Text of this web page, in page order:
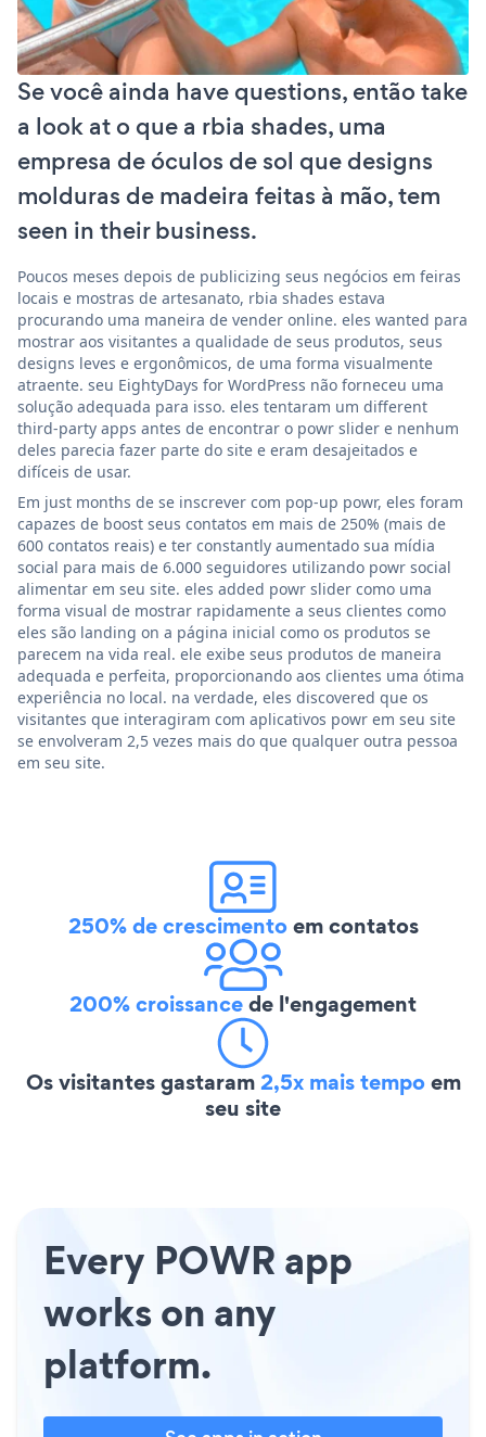
Se você ainda have questions, então take
a look at o que a rbia shades, uma
empresa de óculos de sol que designs
molduras de madeira feitas à mão, tem
seen in their business.
Poucos meses depois de publicizing seus negócios em feiras
locais e mostras de artesanato, rbia shades estava
procurando uma maneira de vender online. eles wanted para
mostrar aos visitantes a qualidade de seus produtos, seus
designs leves e ergonômicos, de uma forma visualmente
atraente. seu EightyDays for WordPress não forneceu uma
solução adequada para isso. eles tentaram um different
third-party apps antes de encontrar o powr slider e nenhum
deles parecia fazer parte do site e eram desajeitados e
difíceis de usar.
Em just months de se inscrever com pop-up powr, eles foram
capazes de boost seus contatos em mais de 250% (mais de
600 contatos reais) e ter constantly aumentado sua mídia
social para mais de 6.000 seguidores utilizando powr social
alimentar em seu site. eles added powr slider como uma
forma visual de mostrar rapidamente a seus clientes como
eles são landing on a página inicial como os produtos se
parecem na vida real. ele exibe seus produtos de maneira
adequada e perfeita, proporcionando aos clientes uma ótima
experiência no local. na verdade, eles discovered que os
visitantes que interagiram com aplicativos powr em seu site
se envolveram 2,5 vezes mais do que qualquer outra pessoa
em seu site.
250% de crescimentoem contatos
200% croissancede l'engagement
Os visitantes gastaram2,5x mais tempoem
seu site
Every POWR app
works on any
platform.